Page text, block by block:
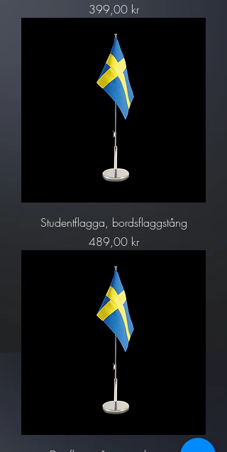
Pris
399,00 kr
Studentflagga, bordsflaggstång
Pris
489,00 kr